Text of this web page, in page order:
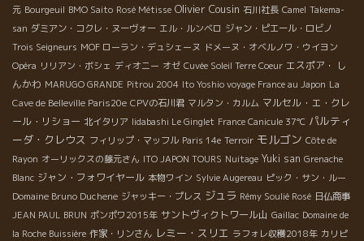
元 Bourgeuil BMO Saito Rosé Métisse Olivier Cousin 石川社長 Camel Takema-
san ダミアン・コクレ・ヌーヴォー エル・ルンベロ ジャン・ピエール・ロビノ
Trois Seigneurs MOF ローラン・デュシェーヌ ドメーヌ・オベルノワ・ウイヨン
Opéra リリアン・ボシェ ディオニー オゼ Cuvée Soleil Terre Coeur エスポア・ し
んかわ MARUGO GRANDE Pitrou 2004 Ito Yoshio voyage France au Japon La
Cave de Belleville Paris20e CPVの石川君 マルタン・カルム マルセル・エ・クレ
ール・リショー 北イタリア Iidabashi Le Ginglet France Canicule 37℃ パルティ
ーダ・クレウス フィリップ・マッフル Paris 14e Terroir モルゴン Côte de
Rayon オーリックスの藤元さん ITO JAPON TOURS Nuitage Yuki san Grenache
Blanc ジャン・フォワイヤール 本物ワイン Sylvie Augereau ピック・サン・ルー
Domaine Bruno Duchene ジャッキー・プレス ジュラ Rémy Soulié Rosé 日仏商事
JEAN PAUL BRUN ポンポワ2015年 サントヴィクトワール山 Gaillac Domaine de
la Roche Buissière 作家・リンさん レミー・スリエ ラフォレ収穫2018年 カリピ